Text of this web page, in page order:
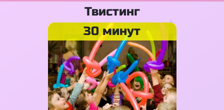
Твистинг
30 минут